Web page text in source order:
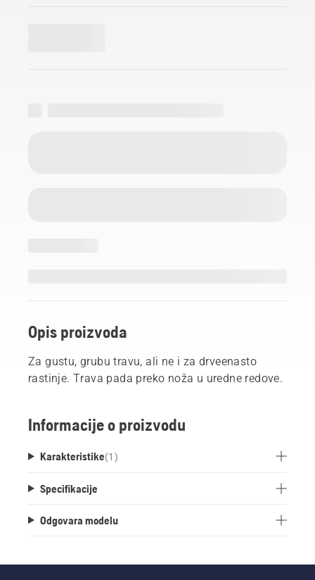
Opis proizvoda
Za gustu, grubu travu, ali ne i za drveenasto
rastinje. Trava pada preko noža u uredne redove.
Informacije o proizvodu
Karakteristike(1 )
Specifikacije
Odgovara modelu